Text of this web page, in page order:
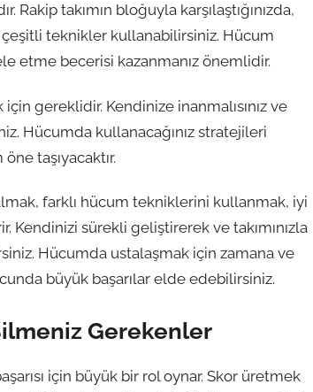
takımın bloğuyla karşılaştığınızda,
teknikler kullanabilirsiniz. Hücum
etme becerisi kazanmanız önemlidir.
gereklidir. Kendinize inanmalısınız ve
Hücumda kullanacağınız stratejileri
taşıyacaktır.
farklı hücum tekniklerini kullanmak, iyi
Kendinizi sürekli geliştirerek ve takımınızla
Hücumda ustalaşmak için zamana ve
büyük başarılar elde edebilirsiniz.
Gerekenler
için büyük bir rol oynar. Skor üretmek